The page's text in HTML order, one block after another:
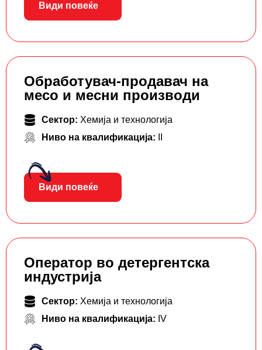
Види повеќе
Обработувач-продавач на
месо и месни производи
Сектор: Хемија и технологија
Ниво на квалификација:
Види повеќе
Оператор во детергентска
индустрија
Сектор: Хемија и технологија
Ниво на квалификација: IV